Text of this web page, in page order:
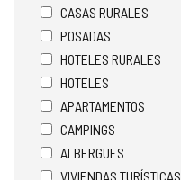
CASAS RURALES
POSADAS
HOTELES RURALES
HOTELES
APARTAMENTOS
CAMPINGS
ALBERGUES
VIVIENDAS TURÍSTICAS